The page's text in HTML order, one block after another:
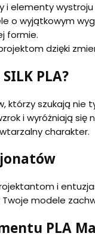
i elementy wystroju
o wyjątkowym
formie.
dzięki
PLA?
którzy szukają
i wyróżniają się
charakter.
i
modele
PLA